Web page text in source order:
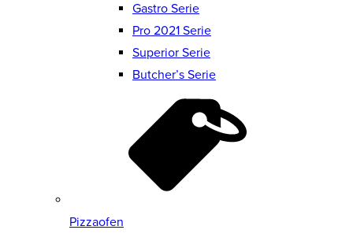
Gastro Serie
Pro 2021 Serie
Superior Serie
Butcher’s Serie
Pizzaofen